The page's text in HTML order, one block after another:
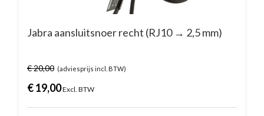
Jabra aansluitsnoer recht (RJ10 → 2,5 mm)
€20,00 (adviesprijs incl. BTW)
€19,00Excl. BTW